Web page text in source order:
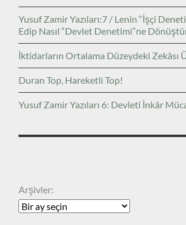
Yusuf Zamir Yazıları:7 / Lenin “İşçi
Edip Nasıl “Devlet Denetimi”ne
İktidarların Ortalama Düzeydeki Zekâsı
Duran Top, Hareketli Top!
Yusuf Zamir Yazıları 6: Devleti İnkâr
Arşivler: